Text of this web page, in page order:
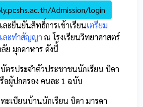
Admission/login
ะยืนยันสิทธิ์การเข้าเรียนเตรียม
ละทำสัญญา ณ โรงเรียนวิทยาศาสตร์
ย มุกดาหาร ดังนี้
บัตรประจำตัวประชาชนนักเรียน บิดา
อผู้ปกครอง คนละ 1 ฉบับ
ะเบียนบ้านนักเรียน บิดา มารดา